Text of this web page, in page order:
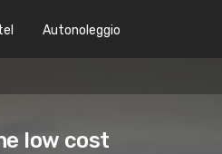
Autonoleggio
low cost